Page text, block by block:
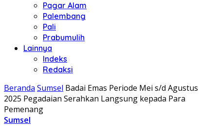
Pagar Alam
Palembang
Pali
Prabumulih
Lainnya
Indeks
Redaksi
Beranda Sumsel Badai Emas Periode Mei s/d Agustus
2025 Pegadaian Serahkan Langsung kepada Para
Pemenang
Sumsel